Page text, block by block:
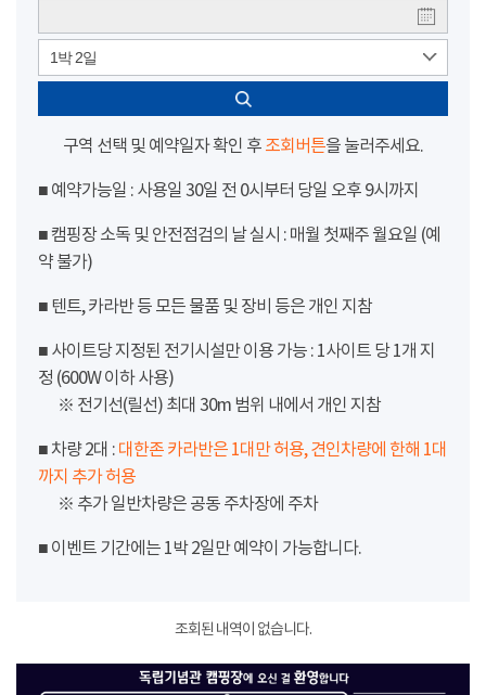
1박 2일
구역 선택 및 예약일자 확인 후 조회버튼을 눌러주세요.
■ 예약가능일 : 사용일 30일 전 0시부터 당일 오후 9시까지
■ 캠핑장 소독 및 안전점검의 날 실시 : 매월 첫째주 월요일 (예
약 불가)
■ 텐트, 카라반 등 모든 물품 및 장비 등은 개인 지참
■ 사이트당 지정된 전기시설만 이용 가능 : 1사이트 당 1개 지
정 (600W 이하 사용)
※ 전기선(릴선) 최대 30m 범위 내에서 개인 지참
■ 차량 2대 : 대한존 카라반은 1대만 허용, 견인차량에 한해 1대
까지 추가 허용
※ 추가 일반차량은 공동 주차장에 주차
■ 이벤트 기간에는 1박 2일만 예약이 가능합니다.
조회된 내역이 없습니다.